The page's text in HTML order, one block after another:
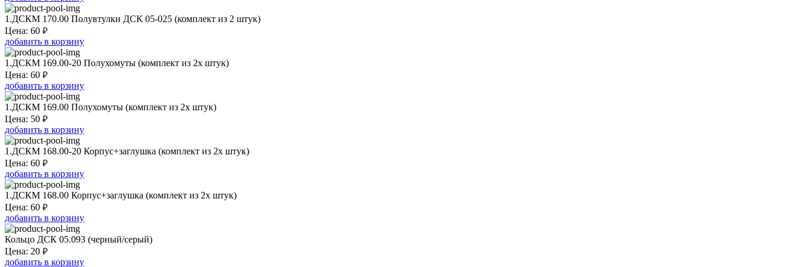
1.ДСКМ 170.00 Полувтулки ДСК 05-025 (комплект из 2 штук)
Цена: 60 ₽
добавить в корзину
1.ДСКМ 169.00-20 Полухомуты (комплект из 2х штук)
Цена: 60 ₽
добавить в корзину
1.ДСКМ 169.00 Полухомуты (комплект из 2х штук)
Цена: 50 ₽
добавить в корзину
1.ДСКМ 168.00-20 Корпус+заглушка (комплект из 2х штук)
Цена: 60 ₽
добавить в корзину
1.ДСКМ 168.00 Корпус+заглушка (комплект из 2х штук)
Цена: 60 ₽
добавить в корзину
Кольцо ДСК 05.093 (черный/серый)
Цена: 20 ₽
добавить в корзину